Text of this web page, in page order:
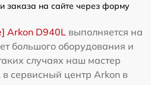
заказа на сайте через форму
Arkon D940L выполняется на
большого оборудования и
случаях наш мастер
сервисный центр Arkon в